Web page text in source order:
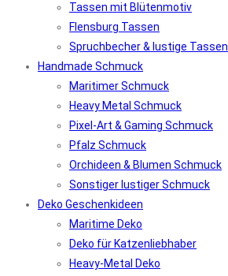
Tassen mit Blütenmotiv
Flensburg Tassen
Spruchbecher & lustige Tassen
Handmade Schmuck
Maritimer Schmuck
Heavy Metal Schmuck
Pixel-Art & Gaming Schmuck
Pfalz Schmuck
Orchideen & Blumen Schmuck
Sonstiger lustiger Schmuck
Deko Geschenkideen
Maritime Deko
Deko für Katzenliebhaber
Heavy-Metal Deko